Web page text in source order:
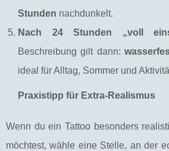
Stunden nachdunkelt.
Nach 24 Stunden „voll
Beschreibung gilt dann:
ideal für Alltag, Sommer und
Praxistipp für Extra-Realismus
Wenn du ein Tattoo besonders
möchtest, wähle eine Stelle, an der